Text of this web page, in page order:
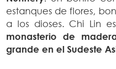
estanques de flores,
a los dioses. Chi Lin
monasterio de
grande en el Sudeste